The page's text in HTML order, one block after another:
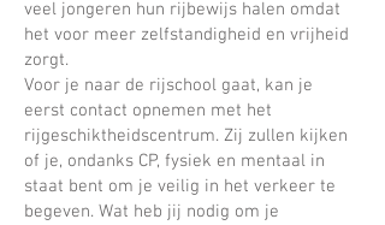
veel jongeren hun rijbewijs halen omdat
het voor meer zelfstandigheid en vrijheid
zorgt.
Voor je naar de rijschool gaat, kan je
eerst contact opnemen met het
rijgeschiktheidscentrum. Zij zullen kijken
of je, ondanks CP, fysiek en mentaal in
staat bent om je veilig in het verkeer te
begeven. Wat heb jij nodig om je